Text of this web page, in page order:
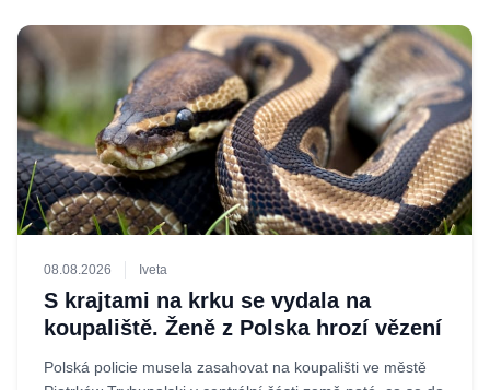
08.08.2026 Iveta
S krajtami na krku se vydala na
koupaliště. Ženě z Polska hrozí vězení
Polská policie musela zasahovat na koupališti ve městě